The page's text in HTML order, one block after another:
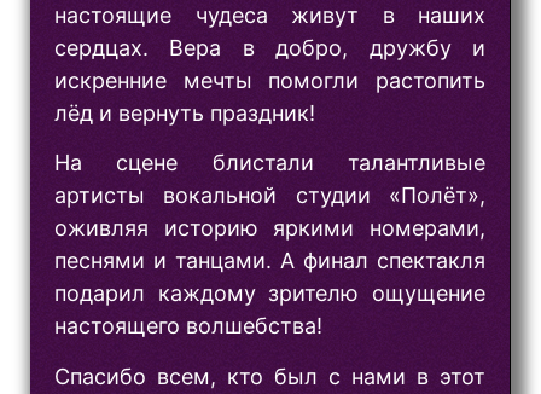
настоящие чудеса живут в наших
сердцах. Вера в добро, дружбу и
искренние мечты помогли растопить
лёд и вернуть праздник!
На сцене блистали талантливые
артисты вокальной студии «Полёт»,
оживляя историю яркими номерами,
песнями и танцами. А финал спектакля
подарил каждому зрителю ощущение
настоящего волшебства!
Спасибо всем, кто был с нами в этот